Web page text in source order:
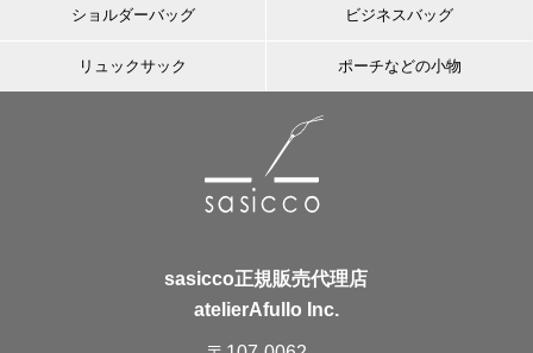
ショルダーバッグ ビジネスバッグ
リュックサック ポーチなどの小物
sasicco正規販売代理店
atelierAfullo Inc.